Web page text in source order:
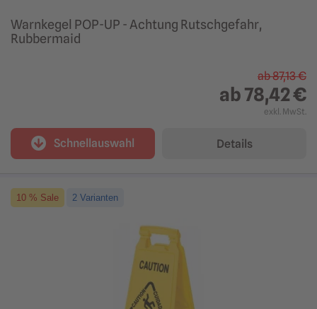
Warnkegel POP-UP - Achtung Rutschgefahr,
Rubbermaid
ab87,13 €
ab78,42 €
exkl. MwSt.
Schnellauswahl Details
10 % Sale 2 Varianten